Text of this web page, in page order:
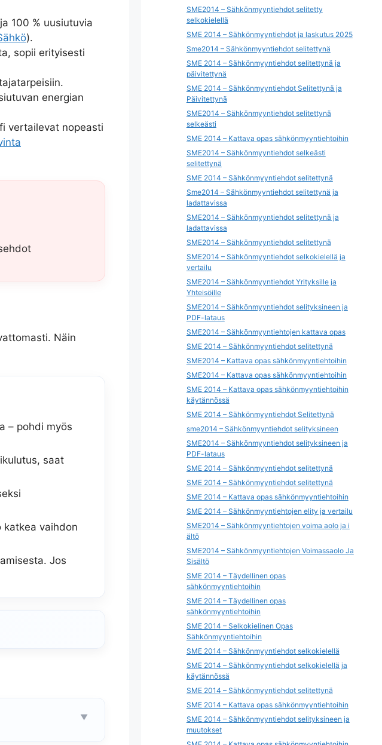
100 % uusiutuvia
).
sopii erityisesti
energian
vertailevat nopeasti
Näin
– pohdi myös
saat
katkea vaihdon
Jos
SME2014 – Sähkönmyyntiehdot selitetty
selkokielellä
SME 2014 – Sähkönmyyntiehdot ja laskutus 2025
Sme2014 – Sähkönmyyntiehdot selitettynä
SME 2014 – Sähkönmyyntiehdot selitettynä ja
päivitettynä
SME 2014 – Sähkönmyyntiehdot Selitettynä ja
Päivitettynä
SME2014 – Sähkönmyyntiehdot selitettynä
selkeästi
SME 2014 – Kattava opas sähkönmyyntiehtoihin
SME2014 – Sähkönmyyntiehdot selkeästi
selitettynä
SME 2014 – Sähkönmyyntiehdot selitettynä
Sme2014 – Sähkönmyyntiehdot selitettynä ja
ladattavissa
SME2014 – Sähkönmyyntiehdot selitettynä ja
ladattavissa
SME2014 – Sähkönmyyntiehdot selitettynä
SME2014 – Sähkönmyyntiehdot selkokielellä ja
vertailu
SME2014 – Sähkönmyyntiehdot Yrityksille ja
Yhteisöille
SME2014 – Sähkönmyyntiehdot selityksineen ja
PDF-lataus
SME2014 – Sähkönmyyntiehtojen kattava opas
SME 2014 – Sähkönmyyntiehdot selitettynä
SME2014 – Kattava opas sähkönmyyntiehtoihin
SME2014 – Kattava opas sähkönmyyntiehtoihin
SME 2014 – Kattava opas sähkönmyyntiehtoihin
käytännössä
SME 2014 – Sähkönmyyntiehdot Selitettynä
sme2014 – Sähkönmyyntiehdot selityksineen
SME2014 – Sähkönmyyntiehdot selityksineen ja
PDF-lataus
SME 2014 – Sähkönmyyntiehdot selitettynä
SME 2014 – Sähkönmyyntiehdot selitettynä
SME 2014 – Kattava opas sähkönmyyntiehtoihin
SME 2014 – Sähkönmyyntiehtojen elity ja vertailu
SME2014 – Sähkönmyyntiehtojen voima aolo ja i
ältö
SME2014 – Sähkönmyyntiehtojen Voimassaolo Ja
Sisältö
SME 2014 – Täydellinen opas
sähkönmyyntiehtoihin
SME 2014 – Täydellinen opas
sähkönmyyntiehtoihin
SME 2014 – Selkokielinen Opas
Sähkönmyyntiehtoihin
SME 2014 – Sähkönmyyntiehdot selkokielellä
SME 2014 – Sähkönmyyntiehdot selkokielellä ja
käytännössä
SME 2014 – Sähkönmyyntiehdot selitettynä
SME 2014 – Kattava opas sähkönmyyntiehtoihin
SME 2014 – Sähkönmyyntiehdot selityksineen ja
muutokset